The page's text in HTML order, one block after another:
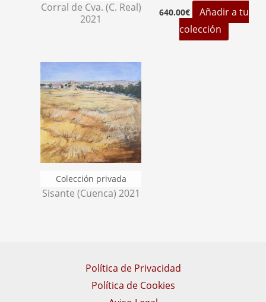
Corral de Cva. (C. Real)
2021
640.00€
Añadir a tu
colección
Sisante (Cuenca) 2021
Política de Privacidad
Política de Cookies